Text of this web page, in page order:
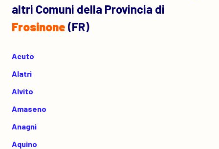
altri Comuni della Provincia di
Frosinone (FR)
Acuto
Alatri
Alvito
Amaseno
Anagni
Aquino